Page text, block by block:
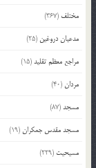
مختلف (367)
مدعیان دروغین (25)
مراجع معظم تقلید(15)
مردان(40)
مسجد(87)
مسجد مقدس جمکران(19)
مسیحیت (229)